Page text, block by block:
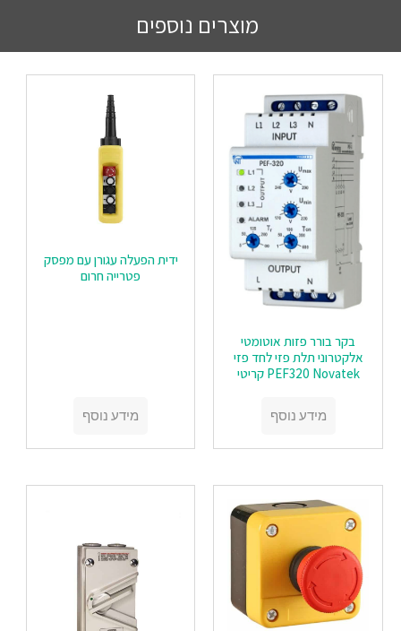
מוצרים נוספים
בקר בורר פזות אוטומטי
אלקטרוני תלת פזי לחד פזי
PEF320 Novatek קריטי
מידע נוסף
ידית הפעלה עגורן עם מפסק
פטרייה חרום
מידע נוסף